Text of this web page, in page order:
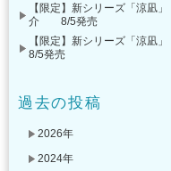
【限定】新シリーズ「涼凪
介 8/5発売
【限定】新シリーズ「涼
8/5発売
過去の投稿
2026年
2024年